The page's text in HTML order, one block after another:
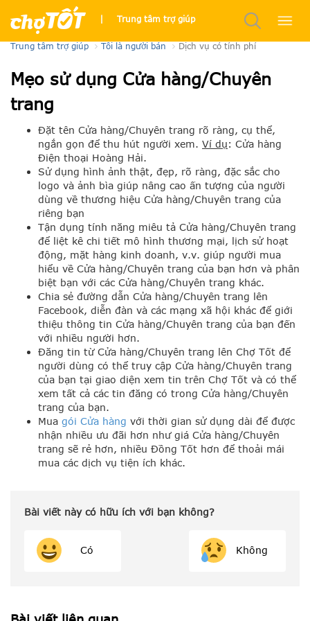
Trung tâm trợ giúp
Cửa hàng/Chuyên trang
Trung tâm trợ giúp Tôi là người bán Dịch vụ có tính phí
Mẹo sử dụng Cửa hàng/Chuyên
trang
Đặt tên Cửa hàng/Chuyên trang rõ ràng, cụ thể,
ngắn gọn để thu hút người xem. Ví dụ: Cửa hàng
Điện thoại Hoàng Hải.
Sử dụng hình ảnh thật, đẹp, rõ ràng, đặc sắc cho
logo và ảnh bìa giúp nâng cao ấn tượng của người
dùng về thương hiệu Cửa hàng/Chuyên trang của
riêng bạn
Tận dụng tính năng miêu tả Cửa hàng/Chuyên trang
để liệt kê chi tiết mô hình thương mại, lịch sử hoạt
động, mặt hàng kinh doanh, v.v. giúp người mua
hiểu về Cửa hàng/Chuyên trang của bạn hơn và phân
biệt bạn với các Cửa hàng/Chuyên trang khác.
Chia sẻ đường dẫn Cửa hàng/Chuyên trang lên
Facebook, diễn đàn và các mạng xã hội khác để giới
thiệu thông tin Cửa hàng/Chuyên trang của bạn đến
với nhiều người hơn.
Đăng tin từ Cửa hàng/Chuyên trang lên Chợ Tốt để
người dùng có thể truy cập Cửa hàng/Chuyên trang
của bạn tại giao diện xem tin trên Chợ Tốt và có thể
xem tất cả các tin đăng có trong Cửa hàng/Chuyên
trang của bạn.
Mua gói Cửa hàng với thời gian sử dụng dài để được
nhận nhiều ưu đãi hơn như giá Cửa hàng/Chuyên
trang sẽ rẻ hơn, nhiều Đồng Tốt hơn để thoải mái
mua các dịch vụ tiện ích khác.
Bài viết này có hữu ích với bạn không?
Có Không